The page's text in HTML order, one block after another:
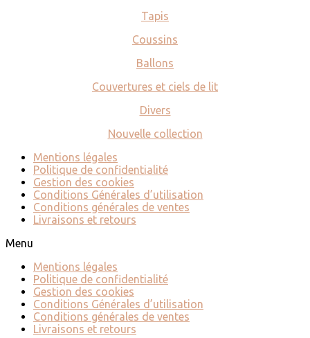
Tapis
Coussins
Ballons
Couvertures et ciels de lit
Divers
Nouvelle collection
Mentions légales
Politique de confidentialité
Gestion des cookies
Conditions Générales d’utilisation
Conditions générales de ventes
Livraisons et retours
Menu
Mentions légales
Politique de confidentialité
Gestion des cookies
Conditions Générales d’utilisation
Conditions générales de ventes
Livraisons et retours